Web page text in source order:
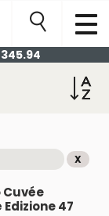
X
Cuvée
47